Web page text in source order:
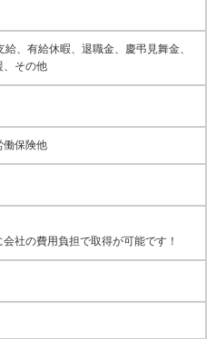
、有給休暇、退職金、慶弔見舞金、
、その他
働保険他
社の費用負担で取得が可能です！